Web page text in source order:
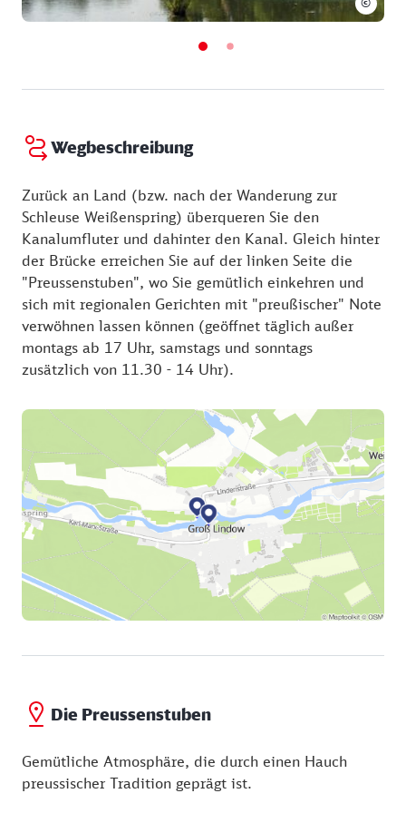
Wegbeschreibung
Zurück an Land (bzw. nach der Wanderung zur
Schleuse Weißenspring) überqueren Sie den
Kanalumfluter und dahinter den Kanal. Gleich hinter
der Brücke erreichen Sie auf der linken Seite die
"Preussenstuben", wo Sie gemütlich einkehren und
sich mit regionalen Gerichten mit "preußischer" Note
verwöhnen lassen können (geöffnet täglich außer
montags ab 17 Uhr, samstags und sonntags
zusätzlich von 11.30 - 14 Uhr).
Die Preussenstuben
Gemütliche Atmosphäre, die durch einen Hauch
preussischer Tradition geprägt ist.